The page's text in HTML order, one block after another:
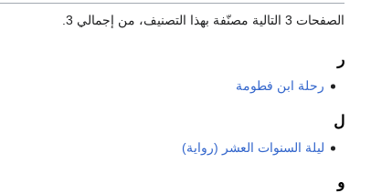
الصفحات 3 التالية مصنّفة بهذا التصنيف، من إجمالي 3.
ر
رحلة ابن فطومة
ل
ليلة السنوات العشر (رواية)
و